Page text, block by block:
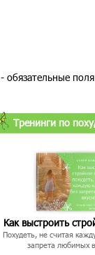
- обязательные поля
Тренинги по
Как выстроить
Похудеть, не считая
запрета любимых